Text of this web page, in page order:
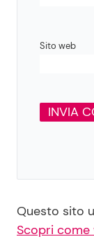
Sito web
Questo sito
Scopri